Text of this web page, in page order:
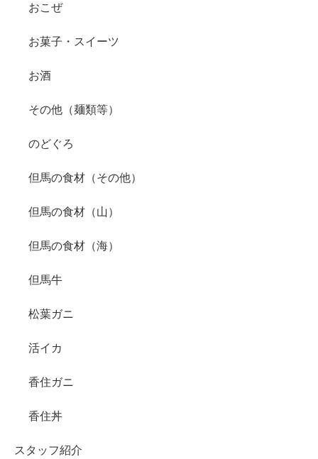
おこぜ
お菓子・スイーツ
お酒
その他（麺類等）
のどぐろ
但馬の食材（その他）
但馬の食材（山）
但馬の食材（海）
但馬牛
松葉ガニ
活イカ
香住ガニ
香住丼
スタッフ紹介